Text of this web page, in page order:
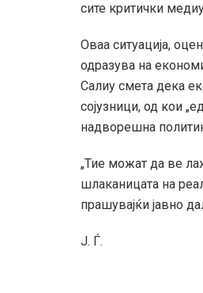
сите критички
Оваа ситуација,
одразува на
Салиу смета дека
сојузници, од кои
надворешна
„Тие можат да ве
шлаканицата на
прашувајќи јавно
Ј. Ѓ.